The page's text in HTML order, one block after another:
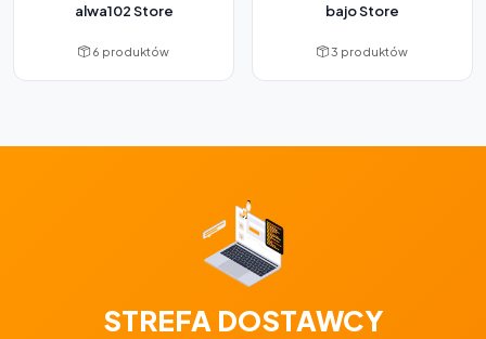
alwa102 Store
6 produktów
bajo Store
3 produktów
STREFA DOSTAWCY